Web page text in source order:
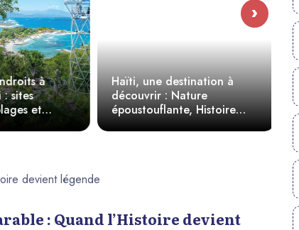
à
sites
et
Haïti, une destination à
découvrir : Nature
époustouflante, Histoire
riche et Culture vibrante
›
: Quand l’Histoire devient